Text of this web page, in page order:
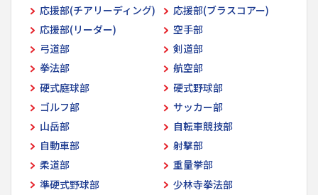
応援部(チアリーディング)
応援部(ブラスコアー)
応援部(リーダー)
空手部
弓道部
剣道部
拳法部
航空部
硬式庭球部
硬式野球部
ゴルフ部
サッカー部
山岳部
自転車競技部
自動車部
射撃部
柔道部
重量挙部
準硬式野球部
少林寺拳法部